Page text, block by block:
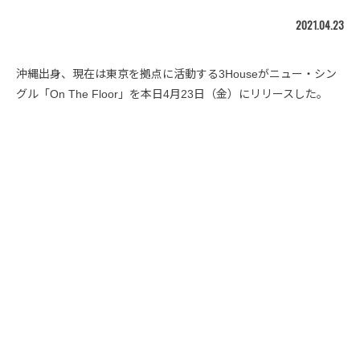
2021.04.23
沖縄出身、現在は東京を拠点に活動する3Houseがニュー・シン
グル「On The Floor」を本日4月23日（金）にリリースした。